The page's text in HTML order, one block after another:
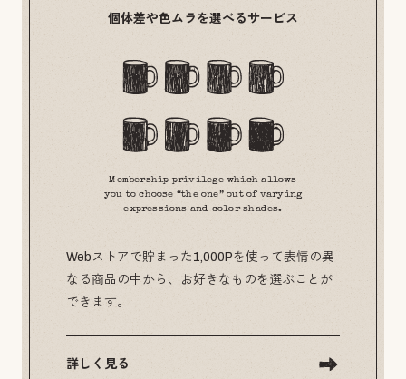
個体差や色ムラを選べるサービス
Membership privilege which allows
you to choose “the one” out of varying
expressions and color shades.
Webストアで貯まった1,000Pを使って表情の異
なる商品の中から、お好きなものを選ぶことが
できます。
詳しく見る